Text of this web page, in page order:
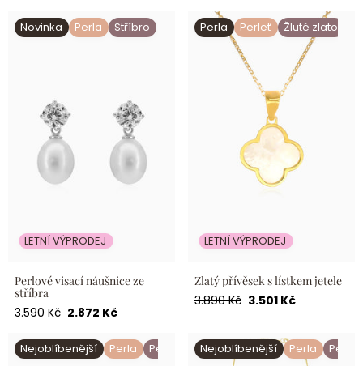
Novinka Perla Stříbro
LETNÍ VÝPRODEJ
Perlové visací náušnice ze
stříbra
Perlové visací náušnice ze
stříbra
Běžná
3.590 Kč Akční
2.872 Kč
Perla Perleť Žluté zlato
LETNÍ VÝPRODEJ
Zlatý přívěsek s lístkem jetele
Zlatý přívěsek s lístkem jetele
Běžná
3.890 Kč Akční
3.501 Kč
Nejoblíbenější Perla Perleť
Elegantní perleťový zlatý
náramek se vzorem
Nejoblíbenější Perla Perleť
Perleťový náhrdelník s
motivy srdíček